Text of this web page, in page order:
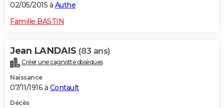
02/05/2015 à Authe
Famille BASTIN
Jean LANDAIS (83 ans)
Créer une cagnotte obsèques
Naissance
07/11/1916 à Contault
Décès